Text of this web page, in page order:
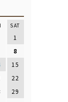
SAT
1
8
15
22
29